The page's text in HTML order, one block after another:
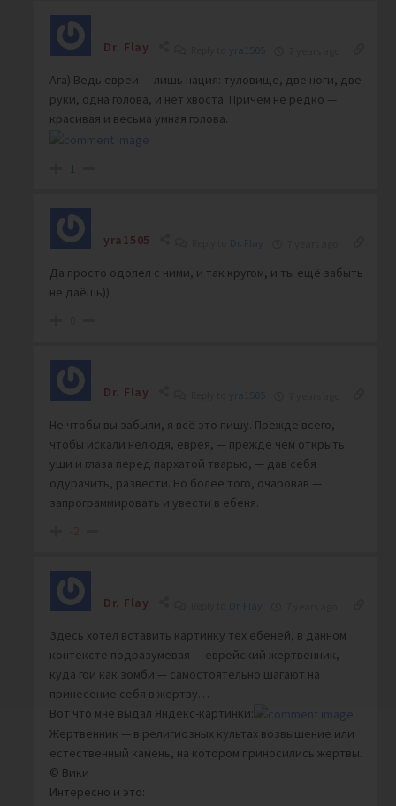
Dr. Flay yra1505
Ага) Ведь евреи — лишь нация: туловище, две ноги, две
руки, одна голова, и нет хвоста. Причём не редко —
красивая и весьма умная голова.
1
yra1505 Dr. Flay
Да просто одолел с ними, и так кругом, и ты ещё забыть
не даёшь))
Dr. Flay yra1505
Не чтобы вы забыли, я всё это пишу. Прежде всего,
чтобы искали нелюдя, еврея, — прежде чем открыть
уши и глаза перед пархатой тварью, — дав себя
одурачить, развести. Но более того, очаровав —
запрограммировать и увести в ебеня.
Dr. Flay Dr. Flay
Здесь хотел вставить картинку тех ебеней, в данном
контексте подразумевая — еврейский жертвенник,
куда гои как зомби — самостоятельно шагают на
принесение себя в жертву…
Вот что мне выдал Яндекс-картинки:
Жертвенник — в религиозных культах возвышение или
естественный камень, на котором приносились жертвы.
© Вики
Интересно и это: